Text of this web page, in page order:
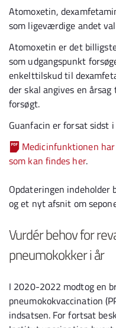
Atomoxetin,
som ligeværdige andet
Atomoxetin er det
som udgangspunkt
enkelttilskud til
der skal angives en
forsøgt.
Guanfacin er forsat sidst
Medicinfunktionen
som kan findes her.
Opdateringen
og et nyt afsnit om
Vurdér behov for
pneumokokker i år
I 2020-2022 modtog en
pneumokokvaccination
indsatsen. For fortsat